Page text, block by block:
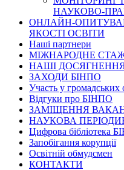
НАУКОВО-
ОНЛАЙН-
ЯКОСТІ ОСВІТИ
Наші партнери
МІЖНАРОДНЕ
НАШІ
ЗАХОДИ БІНПО
Участь у громадських
Відгуки про БІНПО
ЗАМІЩЕННЯ
НАУКОВА
Цифрова бібліотека
Запобігання корупції
Освітній обмудсмен
КОНТАКТИ